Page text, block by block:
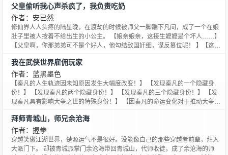
粮。 但老爹似乎陷入了一场恐怖的权力斗争，便宜老爹为了他的安全，不得不
将他安排到了偏远的县城去避避风头。 很快李寒江便被派遣
父皇偷听我心声杀疯了，我负责吃奶
作者：安已然
修仙界人人头疼的陆星晚，在渡劫的时候被师父一脚踹下凡间，成了一个在娘
肚子里被人按着不给出生的小公主。 【娘亲娘亲，这接生嬷嬷是个坏人……】
【父皇啊，你那弟弟可不是个好人，他勾结敌国奸细，谋反篡位呢！ 】【这就
儿我出息了！在修仙界人人头疼，在凡间却是人见人爱啊！】众人：你确定？
我在武侠世界雇佣玩家
作者：蓝黑墨色
【秦凡的人生轨迹因未知原因发生大幅度改变！】 【发现秦凡的一个隐藏身
份！】 【发现秦凡的两个隐藏身份！】 【发现秦凡的三个隐藏身份！】 【发
现秦凡具有影响大争之世的特殊身份！】 【因秦凡的命运变化对于推动大争之
凡发现因为无数玩家的降临，让他有了全新的乐趣。 “你特么是不知道，那无
忧山庄的秦.....” 角落里一名愤怒的玩家刚想要
拜师青城山，师兄余沧海
作者：握拳
穿越笑傲江湖世界，楚源运气不是很好。没能像自己的那些穿越者前辈，拜入
大派门下。 却被青城派掌门余沧海带回青城山，代师收徒，成了余沧海的师